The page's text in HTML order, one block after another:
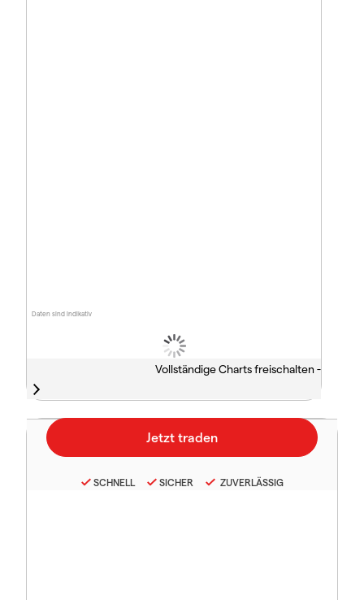
Daten sind indikativ
Vollständige Charts freischalten -
SCHNELL SICHER ZUVERLÄSSIG